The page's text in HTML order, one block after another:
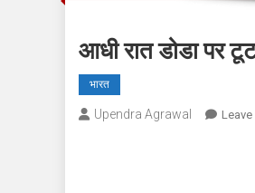
आधी रात डोडा पर
भारत
Upendra Agrawal